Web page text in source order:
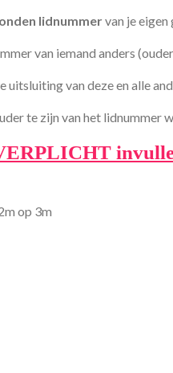
lidnummervan je eigen
van iemand anders
van deze en alle
te zijn van het lidnummer
op 3m